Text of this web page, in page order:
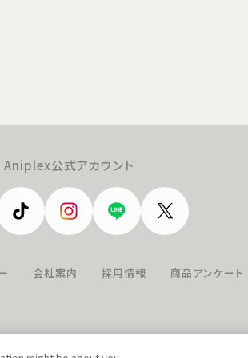
Aniplex公式アカウント
会社案内 採用情報 商品アンケート